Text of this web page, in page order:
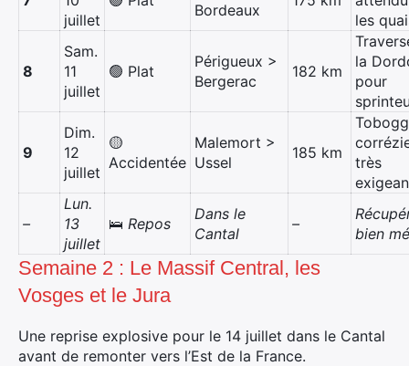
juillet
Bordeaux
les
8
Sam.
11
juillet
🟢 Plat
Périgueux >
Bergerac
182 km
la
pour
9
Dim.
12
juillet
🟡
Accidentée
Malemort >
Ussel
185 km
très
–
Lun.
13
juillet
🛌 Repos
Dans le
Cantal
–
bien
Semaine 2 : Le Massif Central, les
Vosges et le Jura
Une reprise explosive pour le 14 juillet dans le Cantal
avant de remonter vers l’Est de la France.